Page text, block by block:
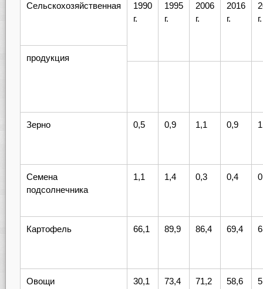
Сельскохозяйственная
1990
г.
1995
г.
2006
г.
2016
г.
г.
продукция
Зерно 0,5 0,9 1,1 0,9
Семена
подсолнечника
1,1 1,4 0,3 0,4
Картофель 66,1 89,9 86,4 69,4
Овощи 30,1 73,4 71,2 58,6